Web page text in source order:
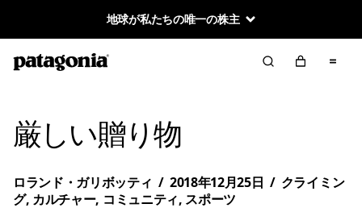
地球が私たちの唯一の株主
厳しい贈り物
ロランド・ガリボッティ / 2018年12月25日 / クライミン
グ, カルチャー, コミュニティ, スポーツ